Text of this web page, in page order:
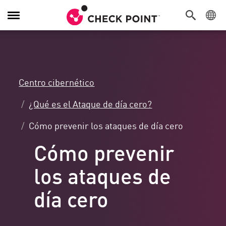
Alternar
navegación
Centro cibernético
¿Qué es el Ataque de día cero?
Cómo prevenir los ataques de día cero
Cómo prevenir
los ataques de
día cero